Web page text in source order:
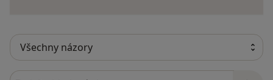
Hledejte v názorech